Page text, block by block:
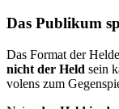
Das Publikum
Das Format der
nicht der Held sein
volens zum